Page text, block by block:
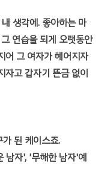
생각에. 좋아하는 마
연습을 되게 오랫동안
어 그 여자가 헤어지자
자고 갑자기 뜬금 없이
된 케이스죠.
남자', '무해한 남자'예